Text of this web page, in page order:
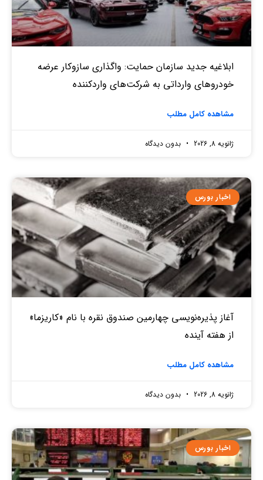
ابلاغیه جدید سازمان حمایت: واگذاری سازوکار عرضه
خودروهای وارداتی به شرکت‌های واردکننده
مشاهده کامل مطلب
ژانویه 8, 2026 بدون دیدگاه
اخبار بورس
آغاز پذیره‌نویسی چهارمین صندوق نقره‌ با نام «کاریزما»
از هفته آینده
مشاهده کامل مطلب
ژانویه 8, 2026 بدون دیدگاه
اخبار بورس